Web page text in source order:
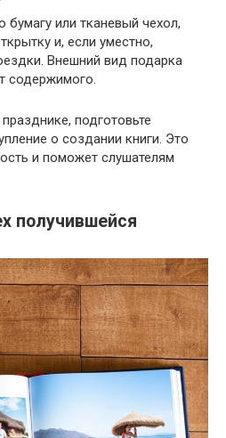
бумагу или тканевый чехол,
и, если уместно,
Внешний вид подарка
содержимого.
подготовьте
о создании книги. Это
и поможет слушателям
получившейся